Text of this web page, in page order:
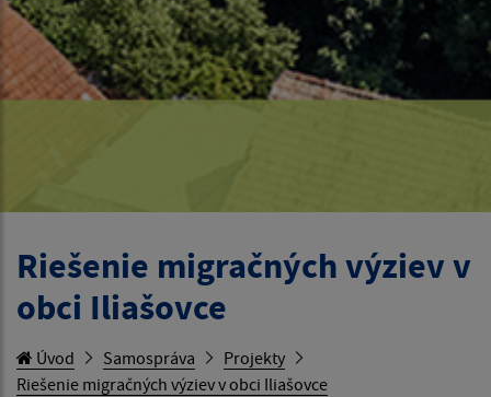
Riešenie migračných výziev v
obci Iliašovce
Úvod Samospráva
Projekty
Riešenie migračných výziev v obci Iliašovce